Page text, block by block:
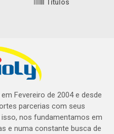
Títulos
Fevereiro de 2004 e desde
parcerias com seus
isso, nos fundamentamos em
e numa constante busca de